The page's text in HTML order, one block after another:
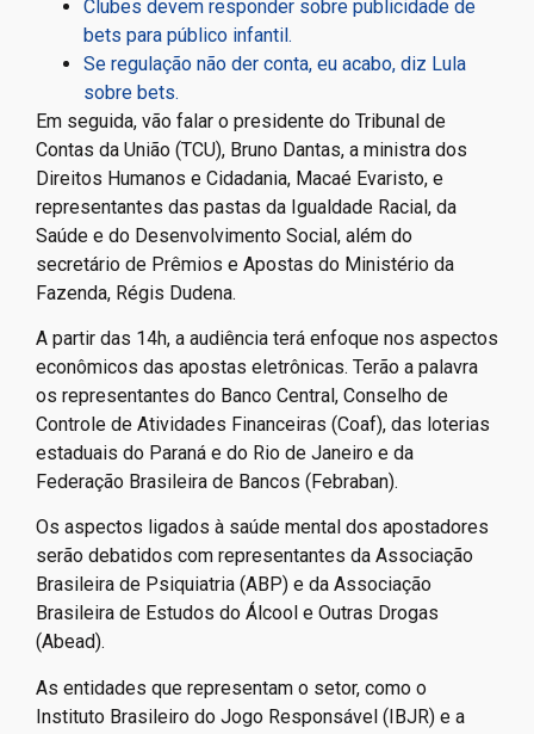
Clubes devem responder sobre publicidade de
bets para público infantil.
Se regulação não der conta, eu acabo, diz Lula
sobre bets.
Em seguida, vão falar o presidente do Tribunal de
Contas da União (TCU), Bruno Dantas, a ministra dos
Direitos Humanos e Cidadania, Macaé Evaristo, e
representantes das pastas da Igualdade Racial, da
Saúde e do Desenvolvimento Social, além do
secretário de Prêmios e Apostas do Ministério da
Fazenda, Régis Dudena.
A partir das 14h, a audiência terá enfoque nos aspectos
econômicos das apostas eletrônicas. Terão a palavra
os representantes do Banco Central, Conselho de
Controle de Atividades Financeiras (Coaf), das loterias
estaduais do Paraná e do Rio de Janeiro e da
Federação Brasileira de Bancos (Febraban).
Os aspectos ligados à saúde mental dos apostadores
serão debatidos com representantes da Associação
Brasileira de Psiquiatria (ABP) e da Associação
Brasileira de Estudos do Álcool e Outras Drogas
(Abead).
As entidades que representam o setor, como o
Instituto Brasileiro do Jogo Responsável (IBJR) e a